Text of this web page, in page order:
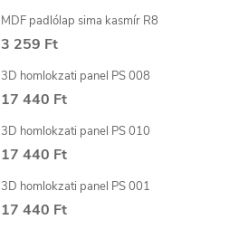
MDF padlólap sima kasmír R8
3 259 Ft
3D homlokzati panel PS 008
17 440 Ft
3D homlokzati panel PS 010
17 440 Ft
3D homlokzati panel PS 001
17 440 Ft